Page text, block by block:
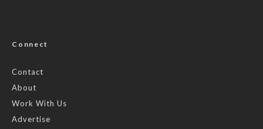
Connect
Contact
About
Work With Us
Advertise